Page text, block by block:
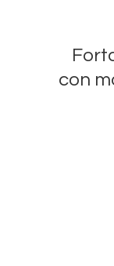
con